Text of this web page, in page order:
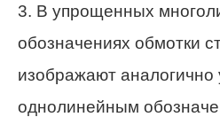
3. В упрощенных
обозначениях обмотки
изображают
однолинейным